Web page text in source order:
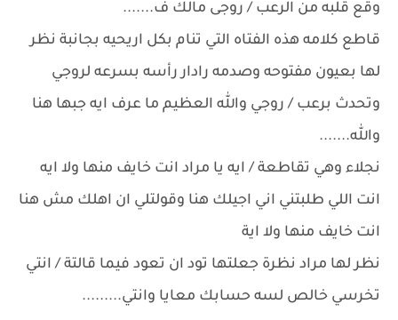
وقع قلبه من الرعب / روجى مالك ف.......
قاطع كلامه هذه الفتاه التي تنام بكل اريحيه بجانبة نظر
لها بعيون مفتوحه وصدمه رادار رأسه بسرعه لروجي
وتحدث برعب / روجي والله العظيم ما عرف ايه جبها هنا
والله.......
نجلاء وهي تقاطعة / ايه يا مراد انت خايف منها ولا ايه
انت اللي طلبتني اني اجيلك هنا وقولتلي ان اهلك مش هنا
انت خايف منها ولا اية
نظر لها مراد نظرة جعلتها تود ان تعود فيما قالتة / انتي
تخرسي خالص لسه حسابك معايا وانتي.........